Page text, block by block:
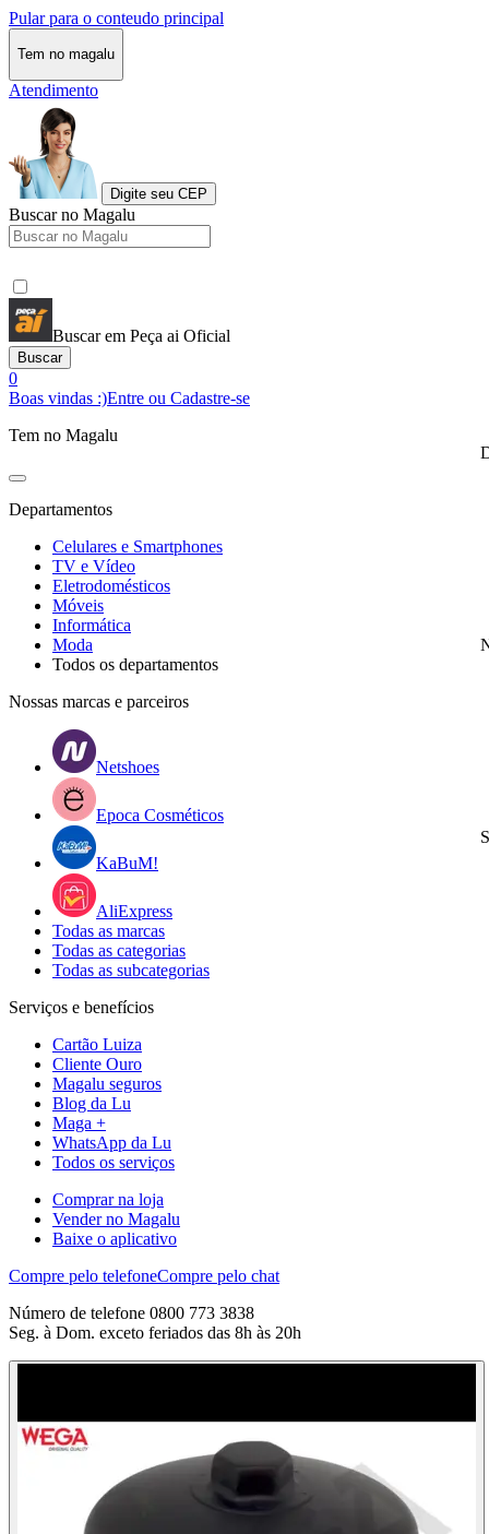
Pular para o conteudo principal
Tem no magalu
Atendimento
Digite seu CEP
Buscar no Magalu
Buscar em Peça ai Oficial
Buscar
0
Boas vindas :)Entre ou Cadastre-se
Tem no Magalu
Departamentos
Celulares e Smartphones
TV e Vídeo
Eletrodomésticos
Móveis
Informática
Moda
Todos os departamentos
Nossas marcas e parceiros
Netshoes
Epoca Cosméticos
KaBuM!
AliExpress
Todas as marcas
Todas as categorias
Todas as subcategorias
Serviços e benefícios
Cartão Luiza
Cliente Ouro
Magalu seguros
Blog da Lu
Maga +
WhatsApp da Lu
Todos os serviços
Comprar na loja
Vender no Magalu
Baixe o aplicativo
Compre pelo telefoneCompre pelo chat
Número de telefone 0800 773 3838
Seg. à Dom. exceto feriados das 8h às 20h